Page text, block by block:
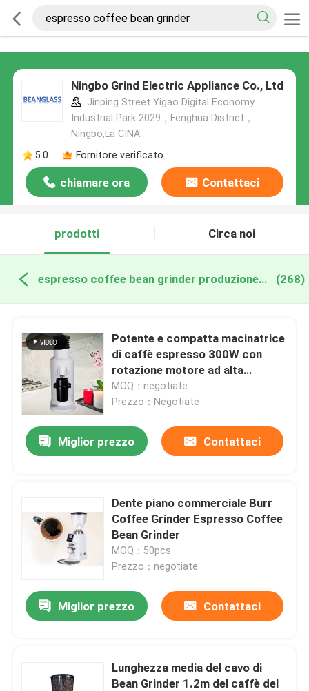
Ningbo Grind Electric Appliance Co., Ltd
Jinping Street Yigao Digital Economy
Industrial Park 2029，Fenghua District，
Ningbo,La CINA
5.0
Fornitore verificato
chiamare ora Contattaci
prodotti Circa noi
espresso coffee bean grinder produzione online (268)
Potente e compatta macinatrice
di caffè espresso 300W con
rotazione motore ad alta
velocità
MOQ：negotiate
Prezzo：Negotiate
Miglior prezzo Contattaci
Dente piano commerciale Burr
Coffee Grinder Espresso Coffee
Bean Grinder
MOQ：50pcs
Prezzo：negotiate
Miglior prezzo Contattaci
Lunghezza media del cavo di
Bean Grinder 1.2m del caffè del